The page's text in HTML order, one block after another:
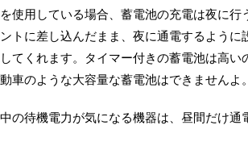
使用している場合、蓄電池の充電は夜に行
トに差し込んだまま、夜に通電するように
てくれます。タイマー付きの蓄電池は高い
車のような大容量な蓄電池はできませんよ。
の待機電力が気になる機器は、昼間だけ通